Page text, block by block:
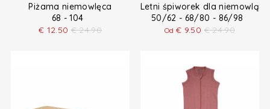
Piżama niemowlęca
68 - 104
€ 12.50 € 24.90
Letni śpiworek dla niemowląt
50/62 - 68/80 - 86/98
Od€ 9.50 € 24.90